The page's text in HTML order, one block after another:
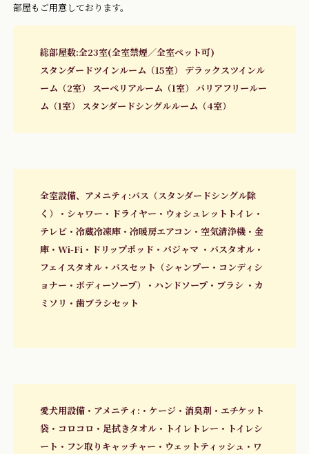
部屋もご用意しております。
総部屋数:全23室(全室禁煙／全室ペット可)
スタンダードツインルーム（15室） デラックスツインル
ーム（2室） スーペリアルーム（1室） バリアフリールー
ム（1室） スタンダードシングルルーム（4室）
全室設備、アメニティ:バス（スタンダードシングル除
く）・シャワー・ドライヤー・ウォシュレットトイレ・
テレビ・冷蔵冷凍庫・冷暖房エアコン・空気清浄機・金
庫・Wi-Fi・ドリップポッド・パジャマ ・バスタオル・
フェイスタオル・バスセット（シャンプー・コンディシ
ョナー・ボディーソープ）・ハンドソープ・ブラシ ・カ
ミソリ・歯ブラシセット
愛犬用設備・アメニティ:・ケージ・消臭剤・エチケット
袋・コロコロ・足拭きタオル・トイレトレー・トイレシ
ート・フン取りキャッチャー・ウェットティッシュ・ワ